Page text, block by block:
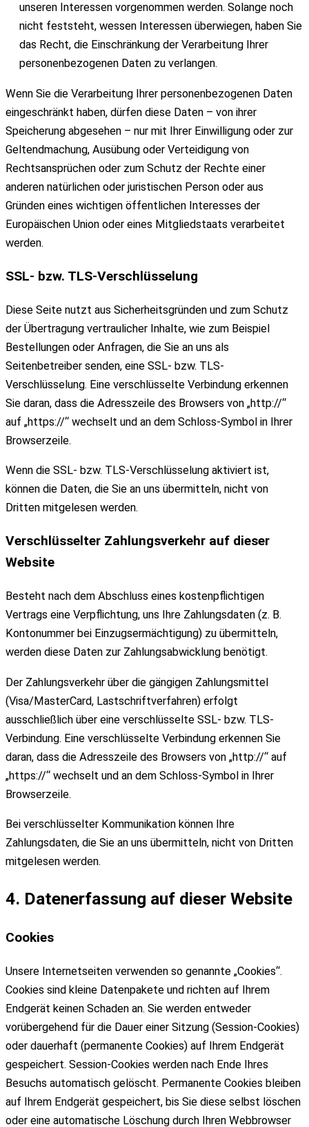
unseren Interessen vorgenommen werden. Solange noch
nicht feststeht, wessen Interessen überwiegen, haben Sie
das Recht, die Einschränkung der Verarbeitung Ihrer
personenbezogenen Daten zu verlangen.
Wenn Sie die Verarbeitung Ihrer personenbezogenen Daten
eingeschränkt haben, dürfen diese Daten – von ihrer
Speicherung abgesehen – nur mit Ihrer Einwilligung oder zur
Geltendmachung, Ausübung oder Verteidigung von
Rechtsansprüchen oder zum Schutz der Rechte einer
anderen natürlichen oder juristischen Person oder aus
Gründen eines wichtigen öffentlichen Interesses der
Europäischen Union oder eines Mitgliedstaats verarbeitet
werden.
SSL- bzw. TLS-Verschlüsselung
Diese Seite nutzt aus Sicherheitsgründen und zum Schutz
der Übertragung vertraulicher Inhalte, wie zum Beispiel
Bestellungen oder Anfragen, die Sie an uns als
Seitenbetreiber senden, eine SSL- bzw. TLS-
Verschlüsselung. Eine verschlüsselte Verbindung erkennen
Sie daran, dass die Adresszeile des Browsers von „http://“
auf „https://“ wechselt und an dem Schloss-Symbol in Ihrer
Browserzeile.
Wenn die SSL- bzw. TLS-Verschlüsselung aktiviert ist,
können die Daten, die Sie an uns übermitteln, nicht von
Dritten mitgelesen werden.
Verschlüsselter Zahlungsverkehr auf dieser
Website
Besteht nach dem Abschluss eines kostenpflichtigen
Vertrags eine Verpflichtung, uns Ihre Zahlungsdaten (z. B.
Kontonummer bei Einzugsermächtigung) zu übermitteln,
werden diese Daten zur Zahlungsabwicklung benötigt.
Der Zahlungsverkehr über die gängigen Zahlungsmittel
(Visa/MasterCard, Lastschriftverfahren) erfolgt
ausschließlich über eine verschlüsselte SSL- bzw. TLS-
Verbindung. Eine verschlüsselte Verbindung erkennen Sie
daran, dass die Adresszeile des Browsers von „http://“ auf
„https://“ wechselt und an dem Schloss-Symbol in Ihrer
Browserzeile.
Bei verschlüsselter Kommunikation können Ihre
Zahlungsdaten, die Sie an uns übermitteln, nicht von Dritten
mitgelesen werden.
4. Datenerfassung auf dieser Website
Cookies
Unsere Internetseiten verwenden so genannte „Cookies“.
Cookies sind kleine Datenpakete und richten auf Ihrem
Endgerät keinen Schaden an. Sie werden entweder
vorübergehend für die Dauer einer Sitzung (Session-Cookies)
oder dauerhaft (permanente Cookies) auf Ihrem Endgerät
gespeichert. Session-Cookies werden nach Ende Ihres
Besuchs automatisch gelöscht. Permanente Cookies bleiben
auf Ihrem Endgerät gespeichert, bis Sie diese selbst löschen
oder eine automatische Löschung durch Ihren Webbrowser